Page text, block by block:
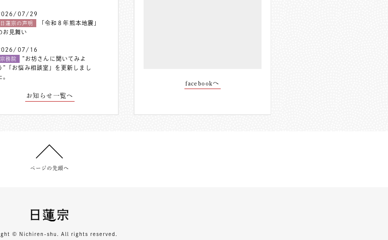
07/29
日蓮宗の声明
「令和８年熊本地震」
お見舞い
07/16
宗務院
”お坊さんに聞いてみよ
”「お悩み相談室」を更新しまし
。
お知らせ一覧へ
facebookへ
ページの先頭へ
© Nichiren-shu. All rights reserved.